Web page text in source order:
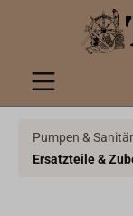
springen
Pumpen & Sanitär
Ersatzteile &